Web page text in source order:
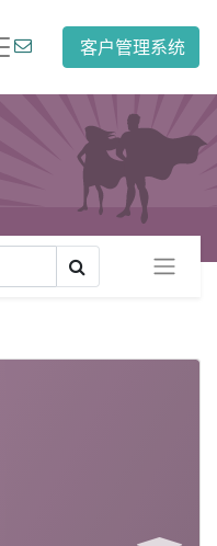
客户管理系统